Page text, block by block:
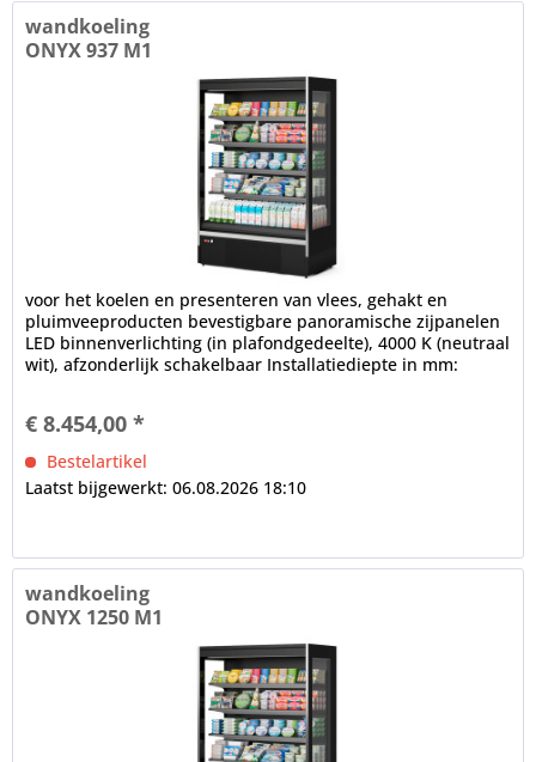
wandkoeling
ONYX 937 M1
voor het koelen en presenteren van vlees, gehakt en
pluimveeproducten bevestigbare panoramische zijpanelen
LED binnenverlichting (in plafondgedeelte), 4000 K (neutraal
wit), afzonderlijk schakelbaar Installatiediepte in mm:
€ 8.454,00 *
Bestelartikel
Laatst bijgewerkt: 06.08.2026 18:10
wandkoeling
ONYX 1250 M1